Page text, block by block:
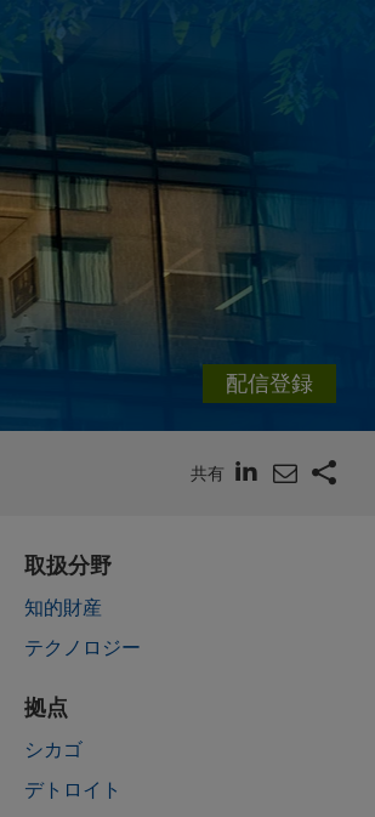
配信登録
共有
取扱分野
知的財産
テクノロジー
拠点
シカゴ
デトロイト